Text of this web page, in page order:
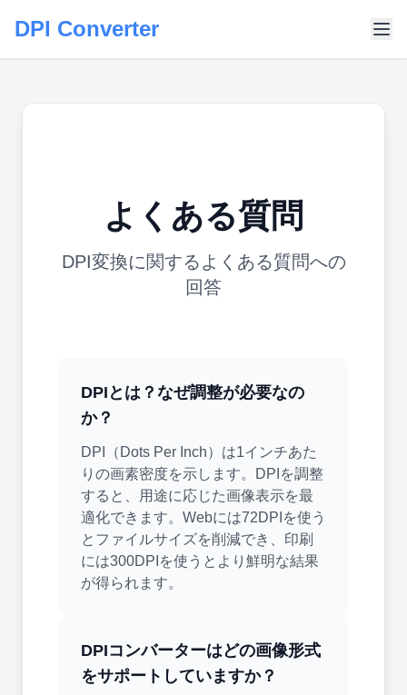
DPI Converter
よくある質問
DPI変換に関するよくある質問への
回答
DPIとは？なぜ調整が必要なの
か？
DPI（Dots Per Inch）は1インチあた
りの画素密度を示します。DPIを調整
すると、用途に応じた画像表示を最
適化できます。Webには72DPIを使う
とファイルサイズを削減でき、印刷
には300DPIを使うとより鮮明な結果
が得られます。
DPIコンバーターはどの画像形式
をサポートしていますか？